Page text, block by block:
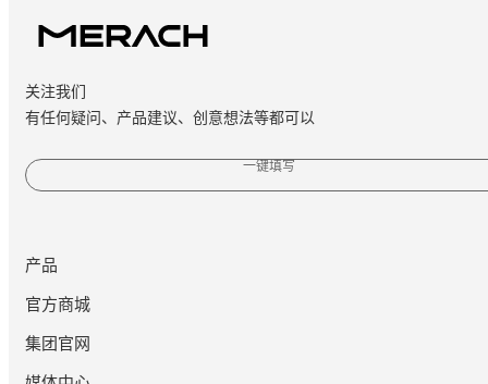
关注我们
有任何疑问、产品建议、创意想法等都可以
一键填写
产品
官方商城
集团官网